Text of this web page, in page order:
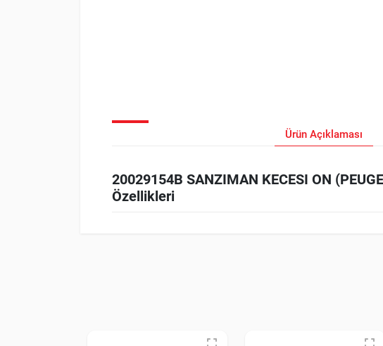
Ürün Açıklaması
20029154B SANZIMAN KECESI ON
Özellikleri